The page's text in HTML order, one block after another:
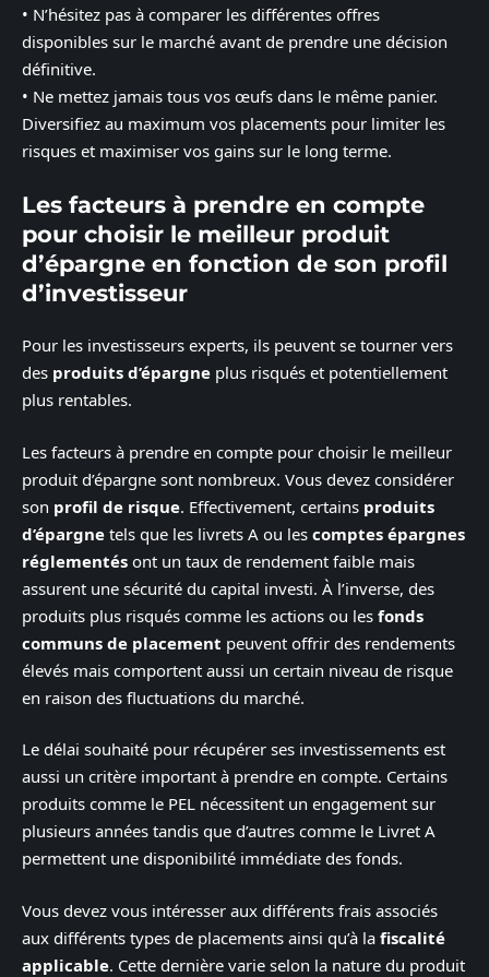
• N’hésitez pas à comparer les différentes offres
disponibles sur le marché avant de prendre une décision
définitive.
• Ne mettez jamais tous vos œufs dans le même panier.
Diversifiez au maximum vos placements pour limiter les
risques et maximiser vos gains sur le long terme.
Les facteurs à prendre en compte
pour choisir le meilleur produit
d’épargne en fonction de son profil
d’investisseur
Pour les investisseurs experts, ils peuvent se tourner vers
des produits d’épargne plus risqués et potentiellement
plus rentables.
Les facteurs à prendre en compte pour choisir le meilleur
produit d’épargne sont nombreux. Vous devez considérer
son profil de risque. Effectivement, certains produits
d’épargne tels que les livrets A ou les comptes épargnes
réglementés ont un taux de rendement faible mais
assurent une sécurité du capital investi. À l’inverse, des
produits plus risqués comme les actions ou les fonds
communs de placement peuvent offrir des rendements
élevés mais comportent aussi un certain niveau de risque
en raison des fluctuations du marché.
Le délai souhaité pour récupérer ses investissements est
aussi un critère important à prendre en compte. Certains
produits comme le PEL nécessitent un engagement sur
plusieurs années tandis que d’autres comme le Livret A
permettent une disponibilité immédiate des fonds.
Vous devez vous intéresser aux différents frais associés
aux différents types de placements ainsi qu’à la fiscalité
applicable. Cette dernière varie selon la nature du produit